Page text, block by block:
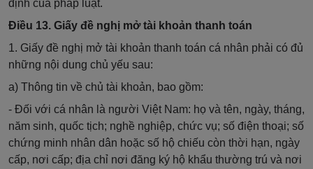
định của pháp luật.
Điều 13. Giấy đề nghị mở tài khoản thanh toán
1. Giấy đề nghị mở tài khoản thanh toán cá nhân phải có đủ
những nội dung chủ yếu sau:
a) Thông tin về chủ tài khoản, bao gồm:
- Đối với cá nhân là người Việt Nam: họ và tên, ngày, tháng,
năm sinh, quốc tịch; nghề nghiệp, chức vụ; số điện thoại; số
chứng minh nhân dân hoặc số hộ chiếu còn thời hạn, ngày
cấp, nơi cấp; địa chỉ nơi đăng ký hộ khẩu thường trú và nơi